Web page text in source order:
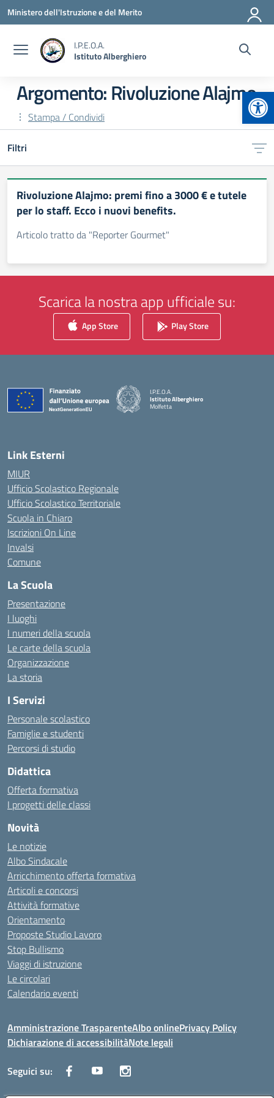
Vai ai contenuti
Vai al menu di navigazione
Vai al footer
Ministero dell'Istruzione e del Merito
I.P.E.O.A.
Istituto Alberghiero
Argomento: Rivoluzione Alajmo
Stampa / Condividi
Filtri
Rivoluzione Alajmo: premi fino a 3000 € e tutele
per lo staff. Ecco i nuovi benefits.
Articolo tratto da "Reporter Gourmet"
Scarica la nostra app ufficiale su:
App Store Play Store
I.P.E.O.A.
Istituto Alberghiero
Molfetta
Link Esterni
MIUR
Ufficio Scolastico Regionale
Ufficio Scolastico Territoriale
Scuola in Chiaro
Iscrizioni On Line
Invalsi
Comune
La Scuola
Presentazione
I luoghi
I numeri della scuola
Le carte della scuola
Organizzazione
La storia
I Servizi
Personale scolastico
Famiglie e studenti
Percorsi di studio
Didattica
Offerta formativa
I progetti delle classi
Novità
Le notizie
Albo Sindacale
Arricchimento offerta formativa
Articoli e concorsi
Attività formative
Orientamento
Proposte Studio Lavoro
Stop Bullismo
Viaggi di istruzione
Le circolari
Calendario eventi
Amministrazione TrasparenteAlbo onlinePrivacy Policy
Dichiarazione di accessibilitàNote legali
Seguici su: